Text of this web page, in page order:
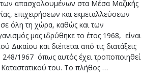
των απασχολουμένων στα Μέσα Μαζικής
επιχειρήσεων και εκμεταλλεύσεων
όλη τη χώρα, καθώς και των
μας ιδρύθηκε το έτος 1968, είναι
και διέπεται από τις διατάξεις
1967 όπως αυτός έχει τροποποιηθεί
Καταστατικού του. Το πλήθος …